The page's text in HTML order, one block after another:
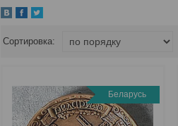
Беларусь